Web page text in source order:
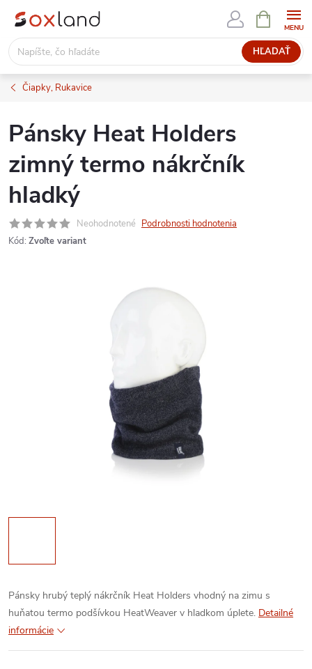
Prejsť
obsah
HĽADAŤ
KOŠÍK
Čiapky, Rukavice
Pánsky Heat Holders
zimný termo nákrčník
hladký
Neohodnotené Podrobnosti hodnotenia
Kód: Zvoľte variant
Pánsky hrubý teplý nákrčník Heat Holders vhodný na zimu s
huňatou termo podšívkou HeatWeaver v hladkom úplete. Detailné
informácie